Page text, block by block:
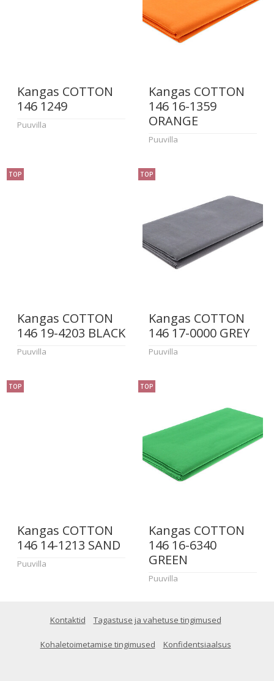
Kangas COTTON
146 1249
Puuvilla
Kangas COTTON
146 16-1359
ORANGE
Puuvilla
TOP
Kangas COTTON
146 19-4203 BLACK
Puuvilla
TOP
Kangas COTTON
146 17-0000 GREY
Puuvilla
TOP
Kangas COTTON
146 14-1213 SAND
Puuvilla
TOP
Kangas COTTON
146 16-6340
GREEN
Puuvilla
Kontaktid Tagastuse ja vahetuse tingimused
Kohaletoimetamise tingimused Konfidentsiaalsus